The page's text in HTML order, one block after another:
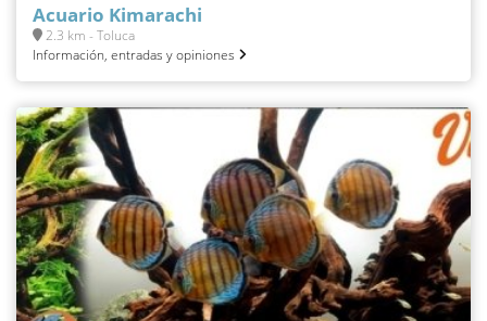
Acuario Kimarachi
2.3 km - Toluca
Información, entradas y opiniones